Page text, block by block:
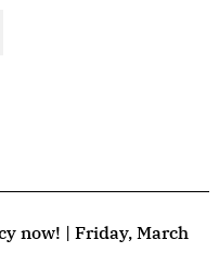
now! | Friday, March